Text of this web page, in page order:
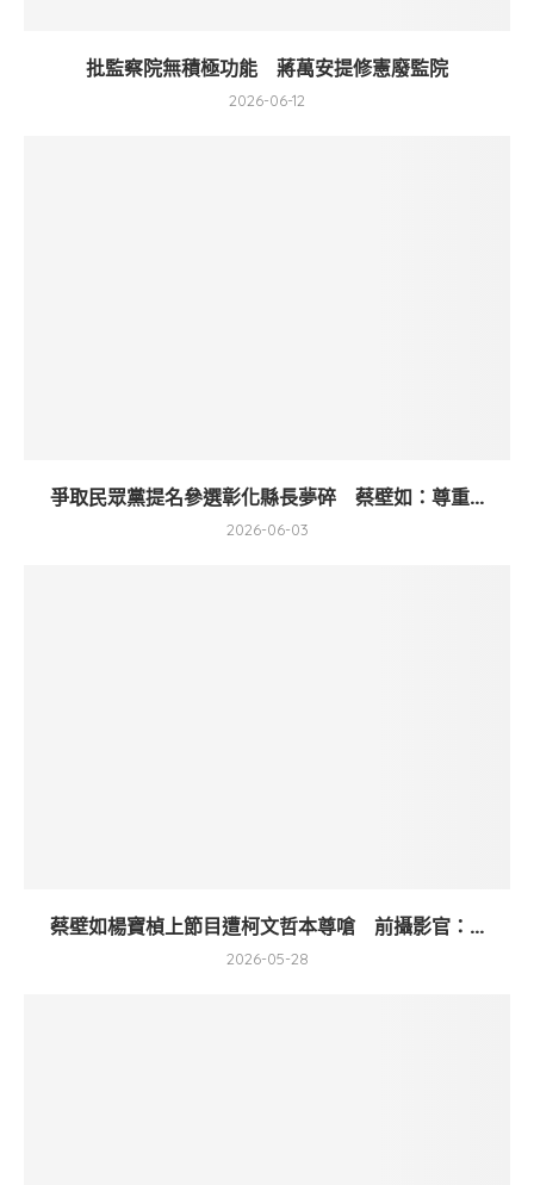
批監察院無積極功能 蔣萬安提修憲廢監院
2026-06-12
爭取民眾黨提名參選彰化縣長夢碎 蔡壁如：尊重...
2026-06-03
蔡壁如楊寶楨上節目遭柯文哲本尊嗆 前攝影官：...
2026-05-28